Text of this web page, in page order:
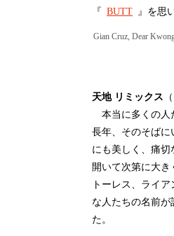
『 BUTT 』を思
Gian Cruz, Dear
天地 リミックス
本当に多くの人
長年、そのそばに
にも美しく、痛
開いて次第に大き
トーレス、ライ
な人たちの名前
た。